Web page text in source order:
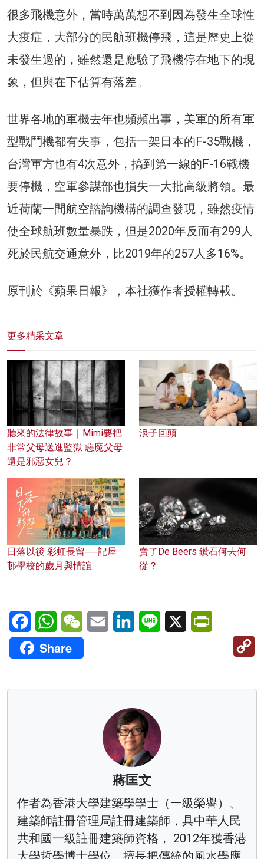
很多飛機意外，當時萬萬想不到因為發生全球性
大疫症，大部分的民航班機停飛，這是歷史上從
未發生過的，雖然還是應驗了飛機停在地下的現
象，但與在下估算有落差。
世界各地的軍機去年也頻頻出事，美軍的所有軍
型戰鬥機都有失事，包括一架日本的F-35戰機，
台灣軍方也有4次意外，搞到第一線的F-16戰機
要停機，空軍參謀部也損失一大批高級將領。最
近荷蘭一間航空諮詢機構的調查發現，雖然疫情
使全球航班數量暴跌，但是2020年反而有299人
死於民航交通意外，比2019年的257人多16%。
原刊於《蘋果日報》，本社獲作者授權轉載。
更多精采文章
聽來的法律故事｜Mimi要把
非常父母送進監獄 惡魔父母
還是邪惡女兒？
浪子回頭
日落以後 彩虹長留──記屋
邨學校的歲月與情誼
賣了De Beers 鑽石何去何
從？
FacebookWhatsAppWeChatEmail LinkedInLine X
Share
蔣匡文
作者為香港大學建築學學士（一級榮譽）、
建築師註冊管理局註冊建築師，具中華人民
共和國一級註冊建築師資格， 2012年獲香港
大學哲學博士學位。擅長把傳統的風水學應